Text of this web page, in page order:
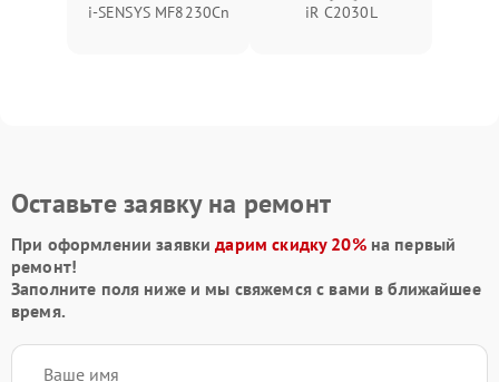
i-SENSYS MF8230Cn iR C2030L
Оставьте заявку на ремонт
При оформлении заявкидарим скидку 20%на первый
ремонт!
Заполните поля ниже и мы свяжемся с вами в ближайшее
время.